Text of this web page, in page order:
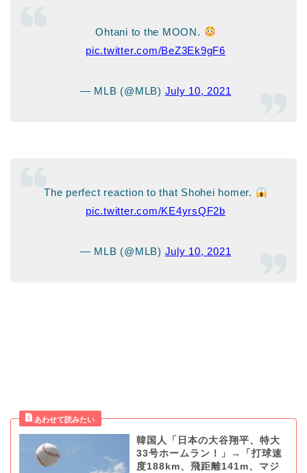
Ohtani to the MOON.
pic.twitter.com/BeZ3Ek9gF6
— MLB (@MLB) July 10, 2021
The perfect reaction to that Shohei homer.
pic.twitter.com/KE4yrsQF2b
— MLB (@MLB) July 10, 2021
韓国人「日本の大谷翔平、特大
33号ホームラン！」→「打球速
度188km、飛距離141m、マジ